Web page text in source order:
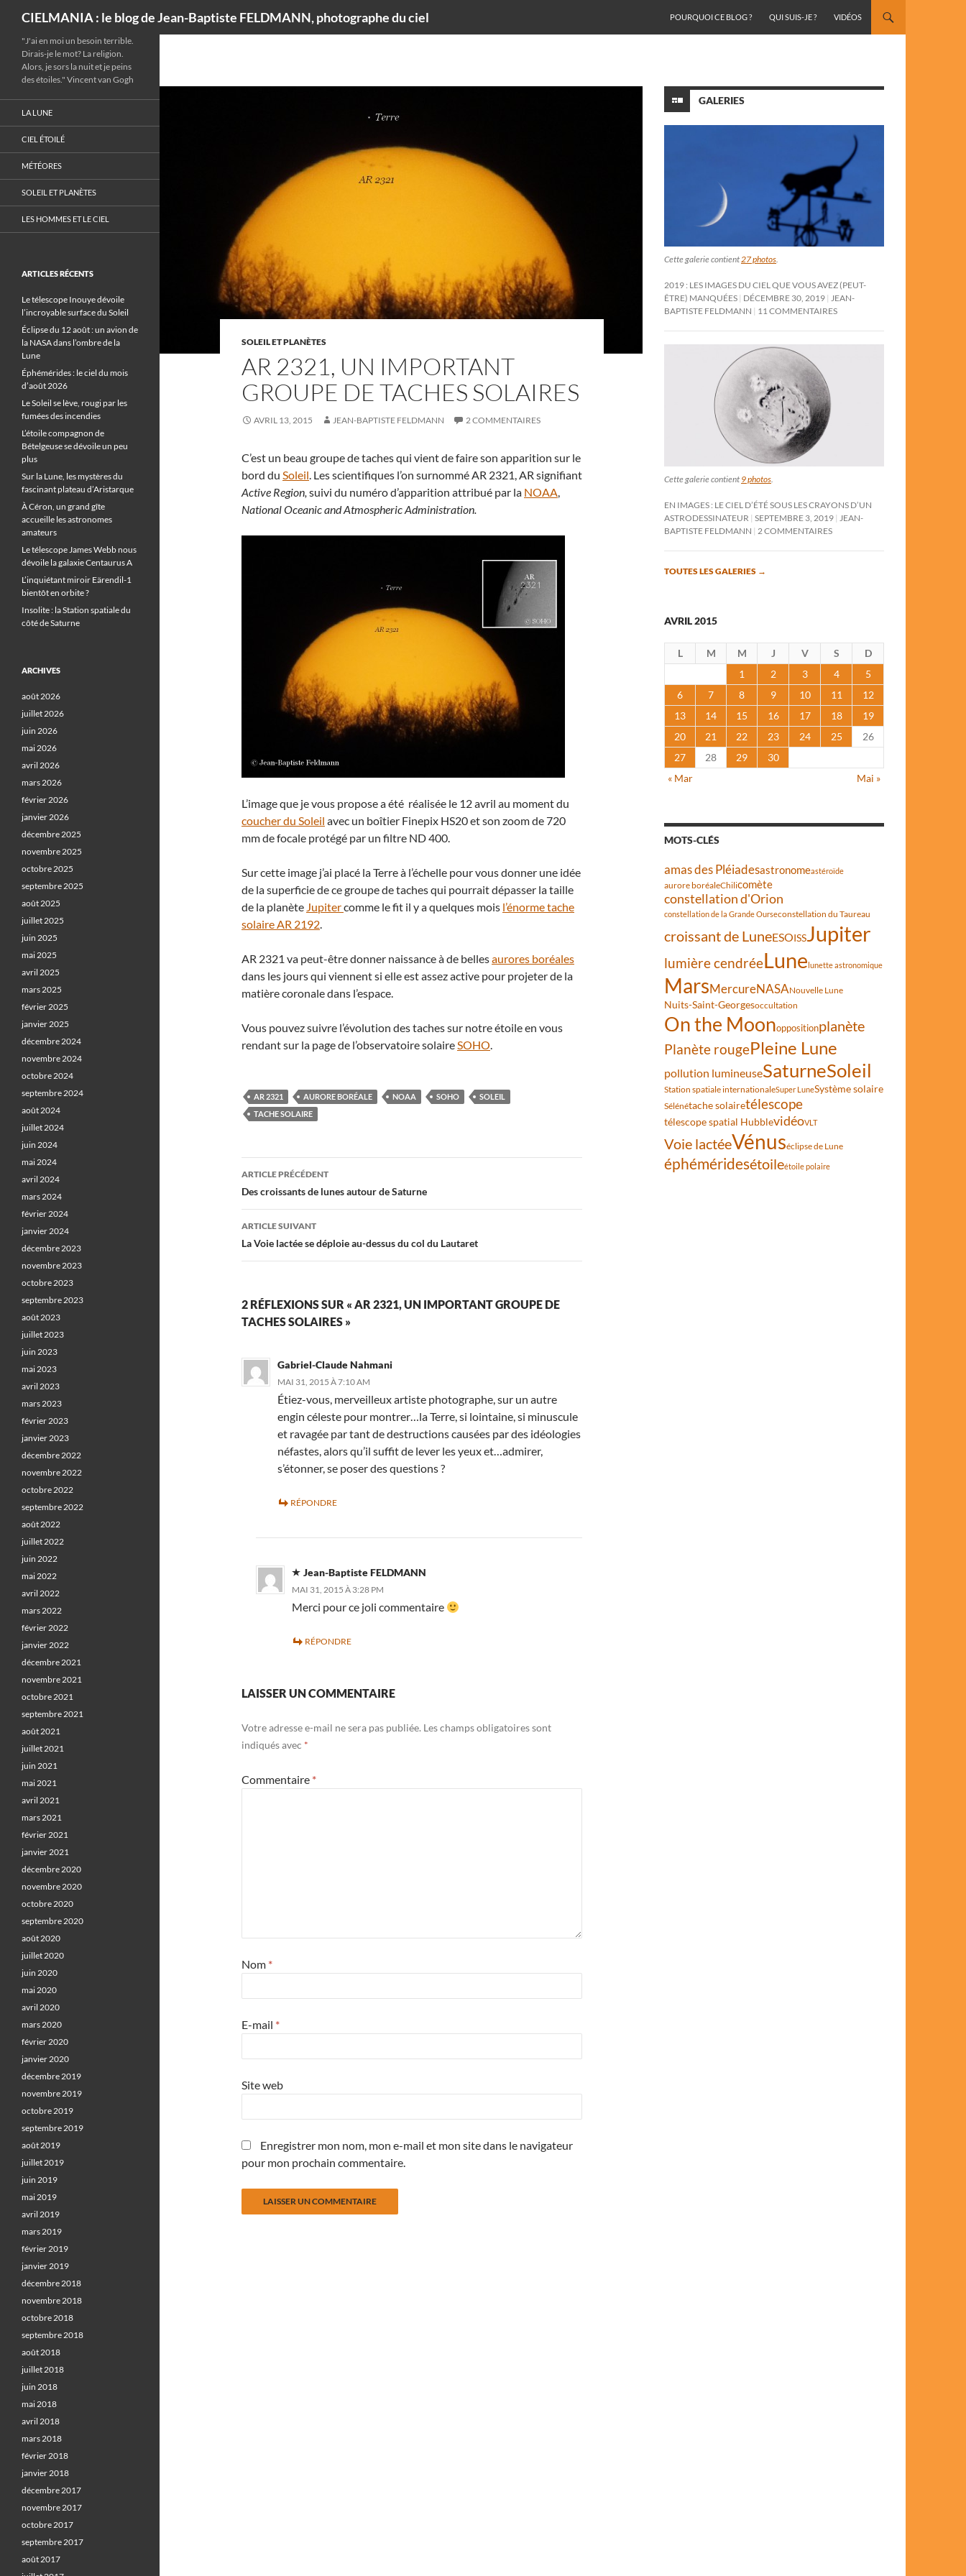
CIELMANIA : le blog de Jean-Baptiste FELDMANN, photographe du ciel
POURQUOI CE BLOG ?
QUI SUIS-JE ? VIDÉOS
SOLEIL ET PLANÈTES
AR 2321, UN IMPORTANT
GROUPE DE TACHES SOLAIRES
AVRIL 13, 2015 JEAN-BAPTISTE FELDMANN 2 COMMENTAIRES
C’est un beau groupe de taches qui vient de faire son apparition sur le
bord du Soleil. Les scientifiques l’on surnommé AR 2321, AR signifiant
Active Region, suivi du numéro d’apparition attribué par la NOAA,
National Oceanic and Atmospheric Administration.
L’image que je vous propose a été réalisée le 12 avril au moment du
coucher du Soleil avec un boîtier Finepix HS20 et son zoom de 720
mm de focale protégé par un filtre ND 400.
Sur cette image j’ai placé la Terre à l’échelle pour vous donner une idée
de la superficie de ce groupe de taches qui pourrait dépasser la taille
de la planète Jupitercomme le fit il y a quelques mois l’énorme tache
solaire AR 2192.
AR 2321 va peut-être donner naissance à de bellesaurores boréales
dans les jours qui viennent si elle est assez active pour projeter de la
matière coronale dans l’espace.
Vous pouvez suivre l’évolution des taches sur notre étoile en vous
rendant sur la page de l’observatoire solaireSOHO.
AR 2321 AURORE BORÉALE NOAA SOHO
SOLEIL
TACHE SOLAIRE
Navigation
des
articles
ARTICLE PRÉCÉDENT
Des croissants de lunes autour de Saturne
ARTICLE SUIVANT
La Voie lactée se déploie au-dessus du col du Lautaret
2 RÉFLEXIONS SUR « AR 2321, UN IMPORTANT GROUPE DE
TACHES SOLAIRES »
Gabriel-Claude Nahmani
MAI 31, 2015 À 7:10 AM
Étiez-vous, merveilleux artiste photographe, sur un autre
engin céleste pour montrer…la Terre, si lointaine, si minuscule
et ravagée par tant de destructions causées par des idéologies
néfastes, alors qu’il suffit de lever les yeux et…admirer,
s’étonner, se poser des questions ?
RÉPONDRE
Jean-Baptiste FELDMANN
MAI 31, 2015 À 3:28 PM
Merci pour ce joli commentaire
RÉPONDRE
LAISSER UN COMMENTAIRE
Votre adresse e-mail ne sera pas publiée. Les champs obligatoires sont
indiqués avec *
Commentaire *
Nom *
E-mail *
Site web
Enregistrer mon nom, mon e-mail et mon site dans le navigateur
pour mon prochain commentaire.
GALERIES
Cette galerie contient27 photos.
2019 : LES IMAGES DU CIEL QUE VOUS AVEZ (PEUT-
ÊTRE) MANQUÉES DÉCEMBRE 30, 2019 JEAN-
BAPTISTE FELDMANN
11 COMMENTAIRES
Cette galerie contient 9 photos
EN IMAGES : LE CIEL D’ÉTÉ SOUS LES CRAYONS D’UN
ASTRODESSINATEUR SEPTEMBRE 3, 2019
JEAN-
BAPTISTE FELDMANN
2 COMMENTAIRES
TOUTES LES GALERIES →
AVRIL 2015
L M M J V S
D
1
2 3 4
5
6
7 8 9 10 11
12
13
14 15 16 17 18
19
20
21 22 23 24 25
26
27
28 29
30
« Mar
Mai »
MOTS-CLÉS
amas des Pléiadesastronomeastéroïde
aurore boréaleChilicomète
constellation d'Orion
constellation de la Grande Ourseconstellation du Taureau
croissant de LuneESOISSJupiter
lumière cendréeLunelunette astronomique
MarsMercureNASANouvelle Lune
Nuits-Saint-Georgesoccultation
On the Moonoppositionplanète
Planète rougePleine Lune
pollution lumineuseSaturneSoleil
Station spatiale internationaleSuper LuneSystème solaire
Sélénétache solairetélescope
télescope spatial HubblevidéoVLT
Voie lactéeVénuséclipse de Lune
éphéméridesétoileétoile polaire
"J'ai en moi un besoin terrible.
Dirais-je le mot? La religion.
Alors, je sors la nuit et je peins
des étoiles." Vincent van Gogh
LA LUNE
CIEL ÉTOILÉ
MÉTÉORES
SOLEIL ET PLANÈTES
LES HOMMES ET LE CIEL
ARTICLES RÉCENTS
Le télescope Inouye dévoile
l’incroyable surface du Soleil
Éclipse du 12 août : un avion de
la NASA dans l’ombre de la
Lune
Éphémérides : le ciel du mois
d’août 2026
Le Soleil se lève, rougi par les
fumées des incendies
L’étoile compagnon de
Bételgeuse se dévoile un peu
plus
Sur la Lune, les mystères du
fascinant plateau d’Aristarque
À Céron, un grand gîte
accueille les astronomes
amateurs
Le télescope James Webb nous
dévoile la galaxie Centaurus A
L’inquiétant miroir Eärendil-1
bientôt en orbite ?
Insolite : la Station spatiale du
côté de Saturne
ARCHIVES
août 2026
juillet 2026
juin 2026
mai 2026
avril 2026
mars 2026
février 2026
janvier 2026
décembre 2025
novembre 2025
octobre 2025
septembre 2025
août 2025
juillet 2025
juin 2025
mai 2025
avril 2025
mars 2025
février 2025
janvier 2025
décembre 2024
novembre 2024
octobre 2024
septembre 2024
août 2024
juillet 2024
juin 2024
mai 2024
avril 2024
mars 2024
février 2024
janvier 2024
décembre 2023
novembre 2023
octobre 2023
septembre 2023
août 2023
juillet 2023
juin 2023
mai 2023
avril 2023
mars 2023
février 2023
janvier 2023
décembre 2022
novembre 2022
octobre 2022
septembre 2022
août 2022
juillet 2022
juin 2022
mai 2022
avril 2022
mars 2022
février 2022
janvier 2022
décembre 2021
novembre 2021
octobre 2021
septembre 2021
août 2021
juillet 2021
juin 2021
mai 2021
avril 2021
mars 2021
février 2021
janvier 2021
décembre 2020
novembre 2020
octobre 2020
septembre 2020
août 2020
juillet 2020
juin 2020
mai 2020
avril 2020
mars 2020
février 2020
janvier 2020
décembre 2019
novembre 2019
octobre 2019
septembre 2019
août 2019
juillet 2019
juin 2019
mai 2019
avril 2019
mars 2019
février 2019
janvier 2019
décembre 2018
novembre 2018
octobre 2018
septembre 2018
août 2018
juillet 2018
juin 2018
mai 2018
avril 2018
mars 2018
février 2018
janvier 2018
décembre 2017
novembre 2017
octobre 2017
septembre 2017
août 2017